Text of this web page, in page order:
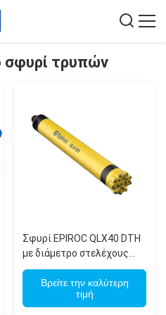
τρυπών
Σφυρί EPIROC QLX40 DTH
με διάμετρο στελέχους
125mm και στέλεχος 12-
Spline για διάτρηση οπών
εκρήξεων σε
Βρείτε την καλύτερη
τιμή